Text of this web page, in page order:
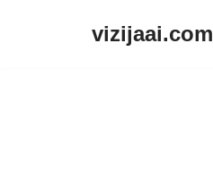
vizijaai.com